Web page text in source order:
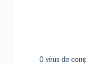
O vírus de